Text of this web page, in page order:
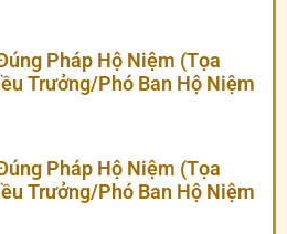
Pháp Hộ Niệm (Tọa
Trưởng/Phó Ban Hộ Niệm
Pháp Hộ Niệm (Tọa
Trưởng/Phó Ban Hộ Niệm